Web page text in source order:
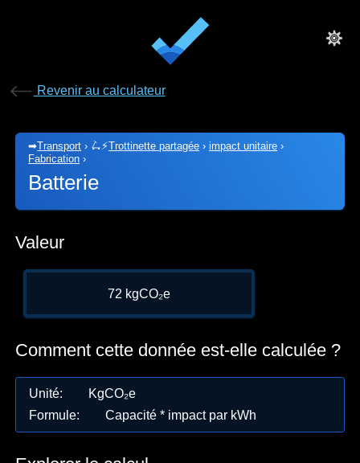
Revenir au calculateur
➡Transport › 🛴⚡Trottinette partagée ›impact unitaire ›
Fabrication ›
Batterie
Valeur
72 kgCO₂e
Comment cette donnée est-elle calculée ?
Unité:
KgCO₂e
Formule: Capacité * impact par kWh